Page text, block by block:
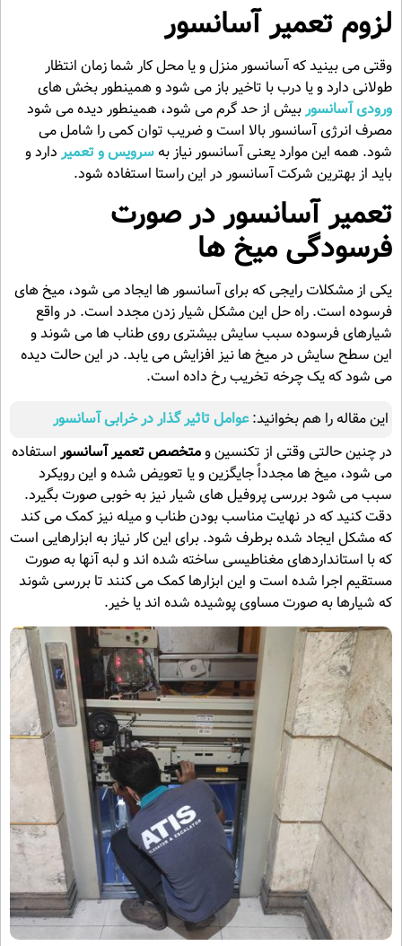
لزوم تعمیر آسانسور
وقتی می بینید که آسانسور منزل و یا محل کار شما زمان انتظار
طولانی دارد و یا درب با تاخیر باز می شود و همینطور بخش های
ورودی آسانسوربیش از حد گرم می شود، همینطور دیده می شود
مصرف انرژی آسانسور بالا است و ضریب توان کمی را شامل می
شود. همه این موارد یعنی آسانسور نیاز به سرویس و تعمیر دارد و
باید از بهترین شرکت آسانسور در این راستا استفاده شود.
تعمیر آسانسور در صورت
فرسودگی میخ ها
یکی از مشکلات رایجی که برای آسانسور ها ایجاد می شود، میخ های
فرسوده است. راه حل این مشکل شیار زدن مجدد است. در واقع
شیارهای فرسوده سبب سایش بیشتری روی طناب ها می شوند و
این سطح سایش در میخ ها نیز افزایش می یابد. در این حالت دیده
می شود که یک چرخه تخریب رخ داده است.
این مقاله را هم بخوانید:عوامل تاثیر گذار در خرابی آسانسور
در چنین حالتی وقتی از تکنسین و متخصص تعمیر آسانسور استفاده
می شود، میخ ها مجدداً جایگزین و یا تعویض شده و این رویکرد
سبب می شود بررسی پروفیل های شیار نیز به خوبی صورت بگیرد.
دقت کنید که در نهایت مناسب بودن طناب و میله نیز کمک می کند
که مشکل ایجاد شده برطرف شود. برای این کار نیاز به ابزارهایی است
که با استانداردهای مغناطیسی ساخته شده اند و لبه آنها به صورت
مستقیم اجرا شده است و این ابزارها کمک می کنند تا بررسی شوند
که شیارها به صورت مساوی پوشیده شده اند یا خیر.